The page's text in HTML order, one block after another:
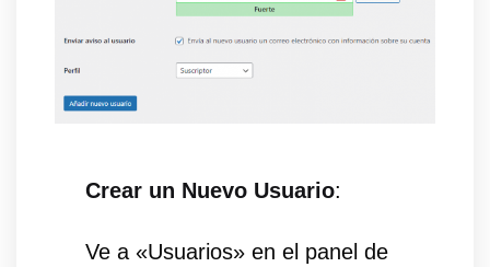
Crear un Nuevo Usuario:
Ve a «Usuarios» en el panel de